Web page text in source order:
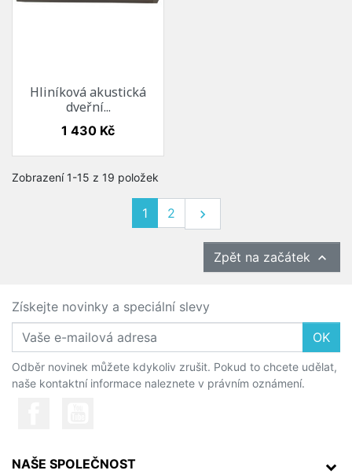
Hliníková akustická
dveřní...
Cena
1 430 Kč
Zobrazení 1-15 z 19 položek
1 2 Další

Zpět na začátek 
Získejte novinky a speciální slevy
OK
Odběr novinek můžete kdykoliv zrušit. Pokud to chcete udělat,
naše kontaktní informace naleznete v právním oznámení.
NAŠE SPOLEČNOST